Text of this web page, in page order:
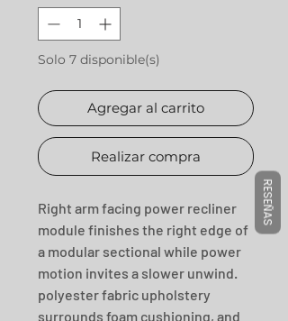
Solo 7 disponible(s)
Agregar al carrito
Realizar compra
Right arm facing power recliner
module finishes the right edge of
a modular sectional while power
motion invites a slower unwind.
polyester fabric upholstery
surrounds foam cushioning, and
RESEÑAS